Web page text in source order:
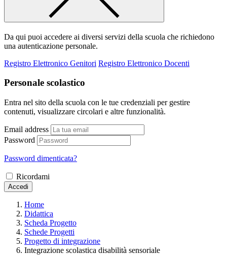
Da qui puoi accedere ai diversi servizi della scuola che richiedono
una autenticazione personale.
Registro Elettronico Genitori Registro Elettronico Docenti
Personale scolastico
Entra nel sito della scuola con le tue credenziali per gestire
contenuti, visualizzare circolari e altre funzionalità.
Email address
Password
Password dimenticata?
Ricordami
Accedi
Home
Didattica
Scheda Progetto
Schede Progetti
Progetto di integrazione
Integrazione scolastica disabilità sensoriale